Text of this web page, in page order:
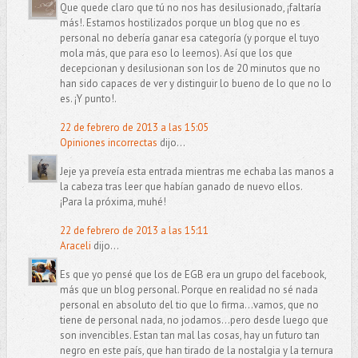
Que quede claro que tú no nos has desilusionado, ¡faltaría
más!. Estamos hostilizados porque un blog que no es
personal no debería ganar esa categoría (y porque el tuyo
mola más, que para eso lo leemos). Así que los que
decepcionan y desilusionan son los de 20 minutos que no
han sido capaces de ver y distinguir lo bueno de lo que no lo
es. ¡Y punto!.
22 de febrero de 2013 a las 15:05
Opiniones incorrectas dijo...
Jeje ya preveía esta entrada mientras me echaba las manos a
la cabeza tras leer que habían ganado de nuevo ellos.
¡Para la próxima, muhé!
22 de febrero de 2013 a las 15:11
Araceli dijo...
Es que yo pensé que los de EGB era un grupo del facebook,
más que un blog personal. Porque en realidad no sé nada
personal en absoluto del tio que lo firma...vamos, que no
tiene de personal nada, no jodamos...pero desde luego que
son invencibles. Estan tan mal las cosas, hay un futuro tan
negro en este país, que han tirado de la nostalgia y la ternura